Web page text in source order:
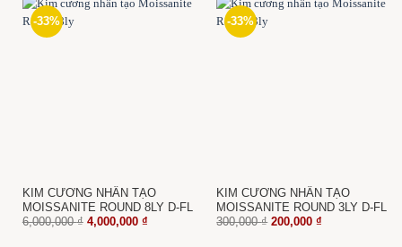
-33%
KIM CƯƠNG NHÂN TẠO
MOISSANITE ROUND 8LY D-FL
6,000,000₫ Giá
4,000,000 ₫Giá
-33%
KIM CƯƠNG NHÂN TẠO
MOISSANITE ROUND 3LY D-FL
300,000₫ Giá
200,000₫